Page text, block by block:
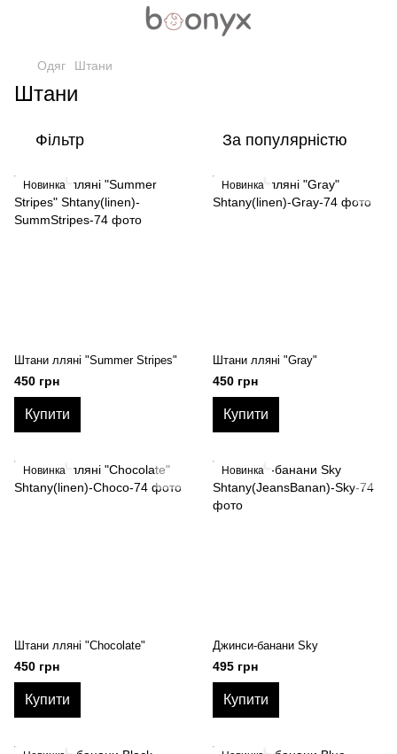
Одяг Штани
Штани
Фільтр За популярністю
Новинка
Штани лляні "Summer Stripes"
450 грн
Купити
Новинка
Штани лляні "Gray"
450 грн
Купити
Новинка
Штани лляні "Chocolate"
450 грн
Купити
Новинка
Джинси-банани Sky
495 грн
Купити